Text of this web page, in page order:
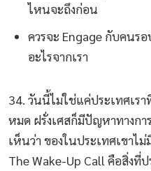
ไหนจะถึงก่อน
ควรจะ Engage กับคนร
อะไรจากเรา
34. วันนี้ไม่ใช่แค่ประเทศเ
หมด ฝรั่งเศสก็มีปัญหาทางก
เห็นว่า ของในประเทศเขาไ
The Wake-Up Call คือสิ่งที่